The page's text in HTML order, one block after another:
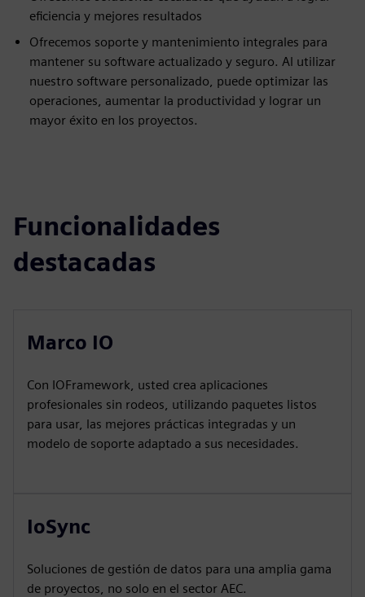
eficiencia y mejores resultados
Ofrecemos soporte y mantenimiento integrales para
mantener su software actualizado y seguro. Al utilizar
nuestro software personalizado, puede optimizar las
operaciones, aumentar la productividad y lograr un
mayor éxito en los proyectos.
Funcionalidades
destacadas
Marco IO
Con IOFramework, usted crea aplicaciones
profesionales sin rodeos, utilizando paquetes listos
para usar, las mejores prácticas integradas y un
modelo de soporte adaptado a sus necesidades.
IoSync
Soluciones de gestión de datos para una amplia gama
de proyectos, no solo en el sector AEC.